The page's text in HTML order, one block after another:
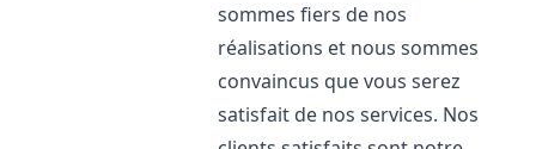
sommes fiers de nos
réalisations et nous sommes
convaincus que vous serez
satisfait de nos services. Nos